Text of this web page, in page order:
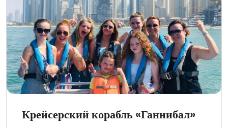
Крейсерский корабль «Ганнибал»